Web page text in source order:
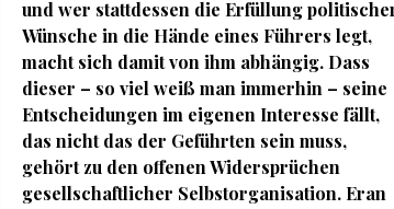
und wer stattdessen die Erfüllung
Wünsche in die Hände eines Führers legt,
macht sich damit von ihm abhängig. Dass
dieser – so viel weiß man immerhin – seine
Entscheidungen im eigenen Interesse fällt,
das nicht das der Geführten sein muss,
gehört zu den offenen Widersprüchen
gesellschaftlicher Selbstorganisation. Eran